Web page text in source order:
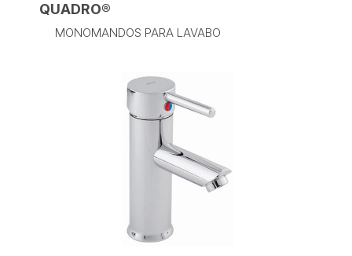
QUADRO®
MONOMANDOS PARA LAVABO